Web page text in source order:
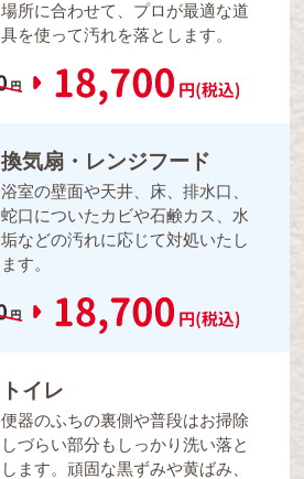
場所に合わせて、プロが最適な道
具を使って汚れを落とします。
換気扇・レンジフード
浴室の壁面や天井、床、排水口、
蛇口についたカビや石鹸カス、水
垢などの汚れに応じて対処いたし
ます。
トイレ
便器のふちの裏側や普段はお掃除
しづらい部分もしっかり洗い落と
します。頑固な黒ずみや黄ばみ、